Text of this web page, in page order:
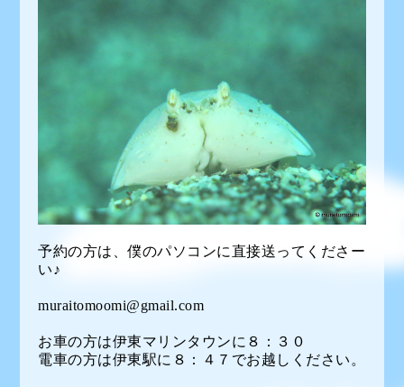
予約の方は、僕のパソコンに直接送ってくださー
い♪
muraitomoomi@gmail.com
お車の方は伊東マリンタウンに８：３０
電車の方は伊東駅に８：４７でお越しください。